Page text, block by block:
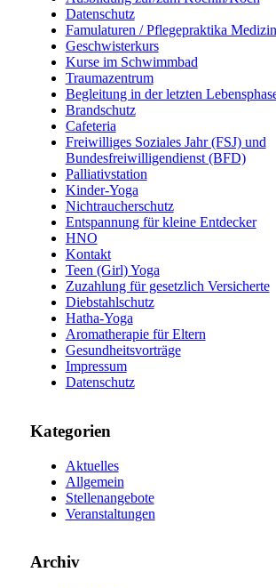
Datenschutz
Famulaturen / Pflegepraktika
Geschwisterkurs
Kurse im Schwimmbad
Traumazentrum
Begleitung in der letzten
Brandschutz
Cafeteria
Freiwilliges Soziales Jahr (FSJ) und
Bundesfreiwilligendienst (BFD)
Palliativstation
Kinder-Yoga
Nichtraucherschutz
Entspannung für kleine Entdecker
HNO
Kontakt
Teen (Girl) Yoga
Zuzahlung für gesetzlich Versicherte
Diebstahlschutz
Hatha-Yoga
Aromatherapie für Eltern
Gesundheitsvorträge
Impressum
Datenschutz
Kategorien
Aktuelles
Allgemein
Stellenangebote
Veranstaltungen
Archiv